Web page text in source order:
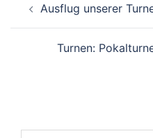
Ausflug unserer
Turnen: